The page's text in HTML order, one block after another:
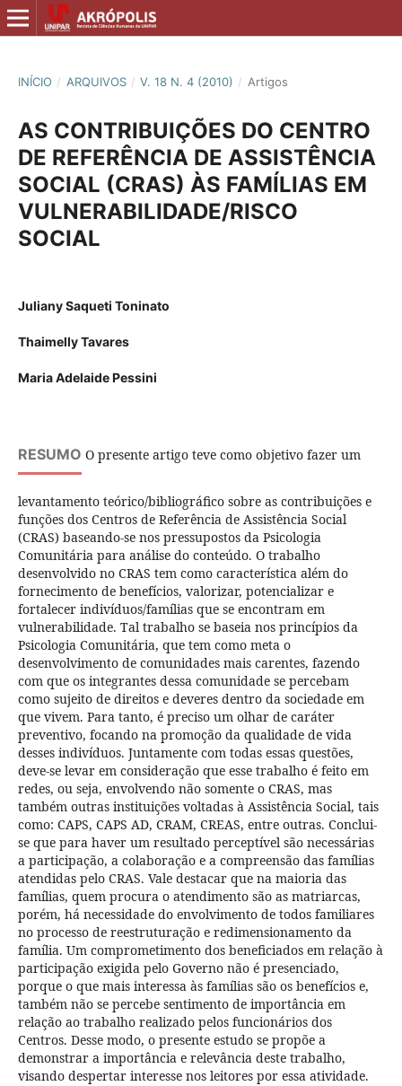
INÍCIO / ARQUIVOS / V. 18 N. 4 (2010) / Artigos
AS CONTRIBUIÇÕES DO CENTRO
DE REFERÊNCIA DE ASSISTÊNCIA
SOCIAL (CRAS) ÀS FAMÍLIAS EM
VULNERABILIDADE/RISCO
SOCIAL
Juliany Saqueti Toninato
Thaimelly Tavares
Maria Adelaide Pessini
RESUMO O presente artigo teve como objetivo fazer um
levantamento teórico/bibliográfico sobre as contribuições e
funções dos Centros de Referência de Assistência Social
(CRAS) baseando-se nos pressupostos da Psicologia
Comunitária para análise do conteúdo. O trabalho
desenvolvido no CRAS tem como característica além do
fornecimento de benefícios, valorizar, potencializar e
fortalecer indivíduos/famílias que se encontram em
vulnerabilidade. Tal trabalho se baseia nos princípios da
Psicologia Comunitária, que tem como meta o
desenvolvimento de comunidades mais carentes, fazendo
com que os integrantes dessa comunidade se percebam
como sujeito de direitos e deveres dentro da sociedade em
que vivem. Para tanto, é preciso um olhar de caráter
preventivo, focando na promoção da qualidade de vida
desses indivíduos. Juntamente com todas essas questões,
deve-se levar em consideração que esse trabalho é feito em
redes, ou seja, envolvendo não somente o CRAS, mas
também outras instituições voltadas à Assistência Social, tais
como: CAPS, CAPS AD, CRAM, CREAS, entre outras. Conclui-
se que para haver um resultado perceptível são necessárias
a participação, a colaboração e a compreensão das famílias
atendidas pelo CRAS. Vale destacar que na maioria das
famílias, quem procura o atendimento são as matriarcas,
porém, há necessidade do envolvimento de todos familiares
no processo de reestruturação e redimensionamento da
família. Um comprometimento dos beneficiados em relação à
participação exigida pelo Governo não é presenciado,
porque o que mais interessa às famílias são os benefícios e,
também não se percebe sentimento de importância em
relação ao trabalho realizado pelos funcionários dos
Centros. Desse modo, o presente estudo se propõe a
demonstrar a importância e relevância deste trabalho,
visando despertar interesse nos leitores por essa atividade.